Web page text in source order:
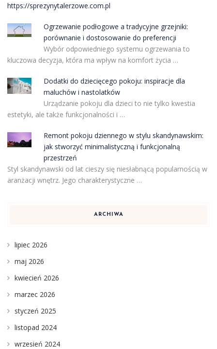
https://sprezynytalerzowe.com.pl
Ogrzewanie podłogowe a tradycyjne grzejniki:
porównanie i dostosowanie do preferencji
Wybór odpowiedniego systemu ogrzewania to
kluczowa decyzja, która ma wpływ na komfort życia …
Dodatki do dziecięcego pokoju: inspiracje dla
maluchów i nastolatków
Urządzanie pokoju dla dzieci to nie tylko kwestia
estetyki, ale także funkcjonalności i …
Remont pokoju dziennego w stylu skandynawskim:
jak stworzyć minimalistyczną i funkcjonalną
przestrzeń
Styl skandynawski od lat cieszy się niesłabnącą popularnością w
aranżacji wnętrz. Jego charakterystyczne …
ARCHIWA
lipiec 2026
maj 2026
kwiecień 2026
marzec 2026
styczeń 2025
listopad 2024
wrzesień 2024